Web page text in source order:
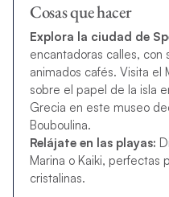
Cosas que hacer
Explora la ciudad de
encantadoras calles, con
animados cafés. Visita el
sobre el papel de la isla
Grecia en este museo
Bouboulina.
Relájate en las playas:
Marina o Kaiki, perfectas
cristalinas.